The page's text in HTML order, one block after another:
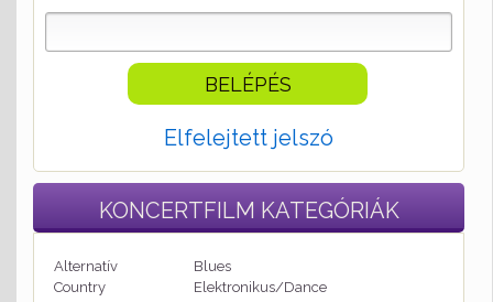
Elfelejtett jelszó
KONCERTFILM KATEGÓRIÁK
Alternatív
Blues
Country
Elektronikus/Dance